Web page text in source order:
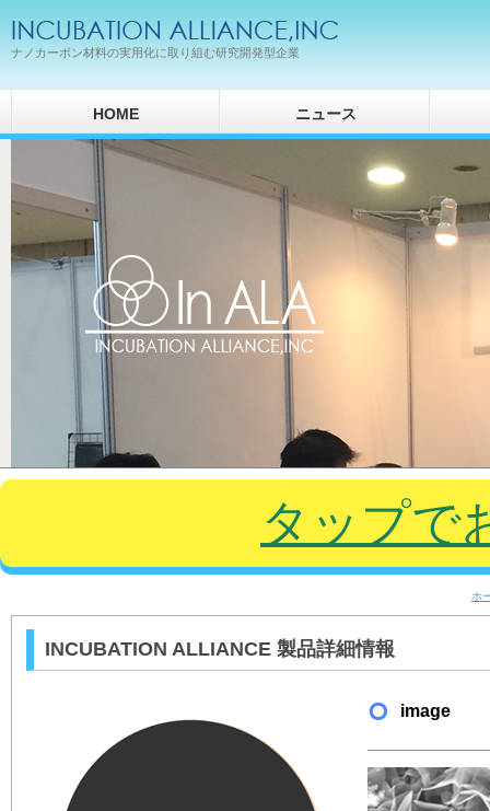
ナノカーボン材料の実用化に取り組む研究開発型企業
HOME ニュース
タップで
ホ
INCUBATION ALLIANCE 製品詳細情報
image